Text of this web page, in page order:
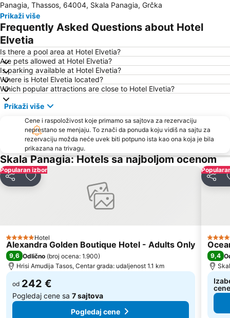
Sarakina
Plaža Pefkari
Psili Ammos
Nea Peramos
Makryammos
Irakleitsa Αlana
Traditional Settlement of Panagia
Plaža Paradise
Keramoti
Skala Marion
Ammoglossa - Keramoti
Τimios Stavros
Toska
Νοtos
Astrida
Kavala International Airport
Port of Kavala
Kazaviti
Rossogremos
Atspas
Thassos Festival
Traditional Settlement of Kastro
Traditional Settlement of Alyki
Panagia, Thassos, 64004, Skala Panagia, Grčka
Prikaži više
Frequently Asked Questions about Hotel
Elvetia
Is there a pool area at Hotel Elvetia?
Are pets allowed at Hotel Elvetia?
Is parking available at Hotel Elvetia?
Where is Hotel Elvetia located?
Which popular attractions are close to Hotel Elvetia?
Prikaži više
Cene i raspoloživost koje primamo sa sajtova za rezervaciju
neprestano se menjaju. To znači da ponuda koju vidiš na sajtu za
rezervaciju možda neće uvek biti potpuno ista kao ona koja je bila
prikazana na trivagu.
Skala Panagia: Hotels sa najboljom ocenom
Popularan izbor
Deli Dodati u favorite
5 Zvezdice
Hotel
Alexandra Golden Boutique Hotel - Adults Only
9,6 Odlično (broj ocena: 1.900)
Hrisi Amudija Tasos, Centar grada: udaljenost 1.1 km
od 242 €
Pogledaj cene sa 7 sajtova
Pogledaj cene
Deli
4
9,4
cene